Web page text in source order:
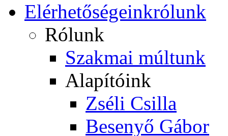
Elérhetőségeinkrólunk
Rólunk
Szakmai múltunk
Alapítóink
Zséli Csilla
Besenyő Gábor